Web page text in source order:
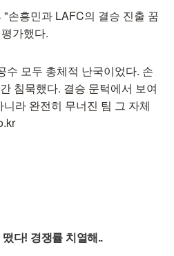
손흥민과 LAFC의 결승 진출 꿈
가했다.
수 모두 총체적 난국이었다. 손
침묵했다. 결승 문턱에서 보여
라 완전히 무너진 팀 그 자체